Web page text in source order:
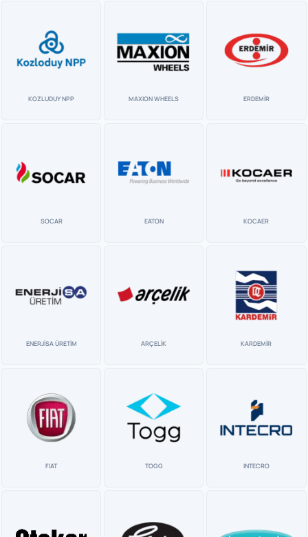
KOZLUDUY NPP MAXION WHEELS ERDEMİR
SOCAR EATON KOCAER
ENERJİSA ÜRETİM ARÇELİK KARDEMİR
FIAT TOGG INTECRO